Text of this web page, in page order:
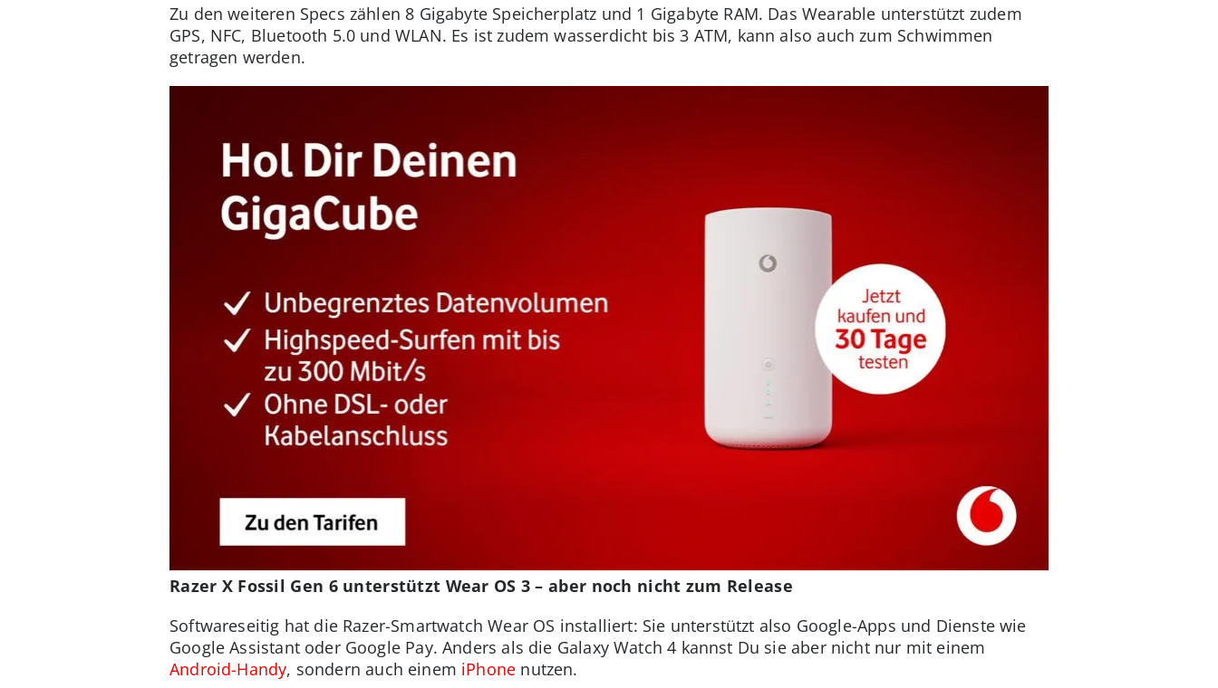
Zu den weiteren Specs zählen 8 Gigabyte Speicherplatz und 1 Gigabyte RAM. Das Wearable unterstützt zudem
GPS, NFC, Bluetooth 5.0 und WLAN. Es ist zudem wasserdicht bis 3 ATM, kann also auch zum Schwimmen
getragen werden.
Razer X Fossil Gen 6 unterstützt Wear OS 3 – aber noch nicht zum Release
Softwareseitig hat die Razer-Smartwatch Wear OS installiert: Sie unterstützt also Google-Apps und Dienste wie
Google Assistant oder Google Pay. Anders als die Galaxy Watch 4 kannst Du sie aber nicht nur mit einem
Android-Handy, sondern auch einem iPhone nutzen.